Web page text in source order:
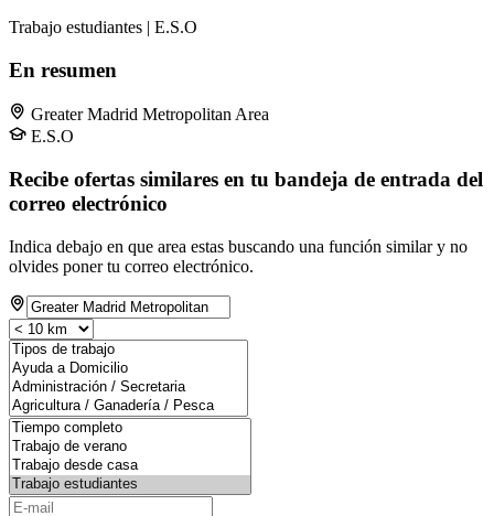
Trabajo estudiantes | E.S.O
En resumen
Greater Madrid Metropolitan Area
E.S.O
Recibe ofertas similares en tu bandeja de entrada del
correo electrónico
Indica debajo en que area estas buscando una función similar y no
olvides poner tu correo electrónico.